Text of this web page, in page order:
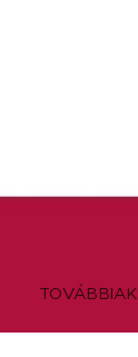
TOVÁBBIAK